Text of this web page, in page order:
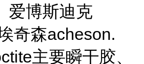
爱博斯迪克
奇森acheson.
主要瞬干胶、